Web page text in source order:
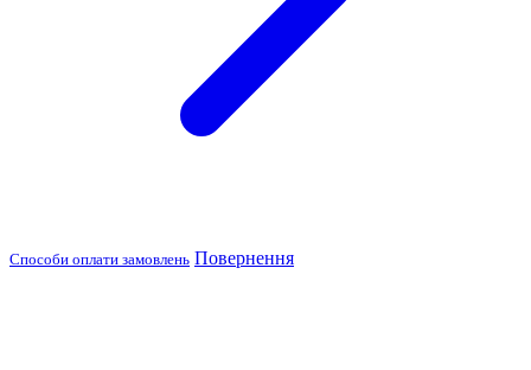
Способи оплати замовлень Повернення